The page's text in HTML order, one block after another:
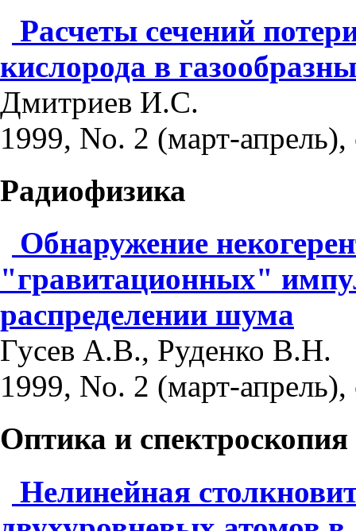
Расчеты сечений
кислорода в
Дмитриев И.С.
1999, No. 2 (март-апрель),
Радиофизика
Обнаружение
"гравитационных"
распределении шума
Гусев А.В., Руденко В.Н.
1999, No. 2 (март-апрель),
Оптика и спектроскопия
Нелинейная